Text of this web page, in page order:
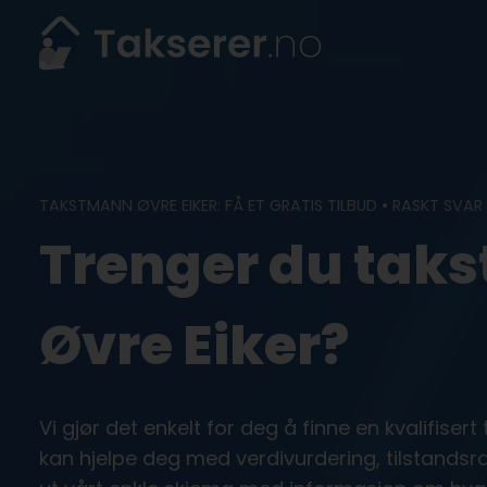
content
TAKSTMANN ØVRE EIKER: FÅ ET GRATIS TILBUD • RASKT SVAR
Trenger du
Øvre Eiker?
Vi gjør det enkelt for deg å finne en
kan hjelpe deg med verdivurdering,